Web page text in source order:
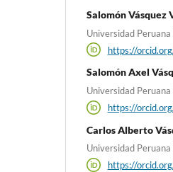
Salomón Vásquez
Universidad Peruana
https://
Salomón Axel
Universidad Peruana
https://
Carlos Alberto
Universidad Peruana
https://